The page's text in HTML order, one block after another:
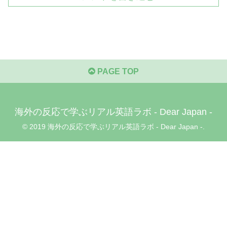
PAGE TOP
海外の反応で学ぶリアル英語ラボ - Dear Japan -
© 2019 海外の反応で学ぶリアル英語ラボ - Dear Japan -.